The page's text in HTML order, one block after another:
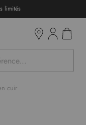
limités
cuir